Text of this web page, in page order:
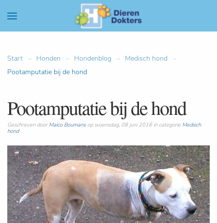
Start Honden Hondenblog
Medisch hond
Pootamputatie bij de hond
Pootamputatie bij de hond
Geschreven door Maico Boumansop woensdag, 08 juni 2016 in categorie Medisch
hond